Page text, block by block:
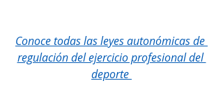
Conoce todas las leyes autonómicas de
regulación del ejercicio profesional del
deporte